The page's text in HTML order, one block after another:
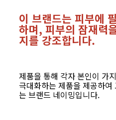
이 브랜드는 피부에
하며, 피부의 잠재력
지를 강조합니다.
제품을 통해 각자 본인이 가
극대화하는 제품을 제공하
는 브랜드 네이밍입니다.